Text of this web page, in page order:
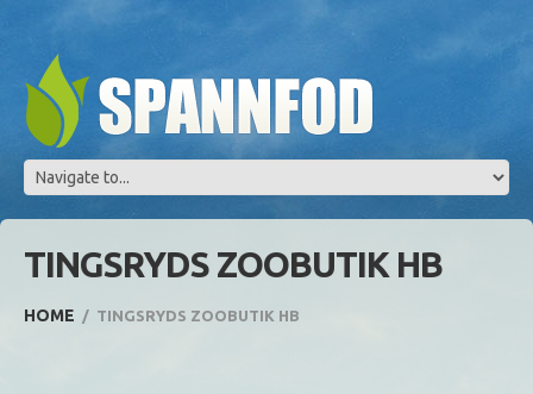
TINGSRYDS ZOOBUTIK HB
HOME TINGSRYDS ZOOBUTIK HB